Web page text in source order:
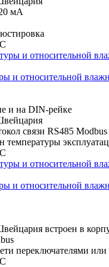
мА
и относительной
и на DIN-рейке
связи RS485 Modbus
и относительной
встроен в
переключателями